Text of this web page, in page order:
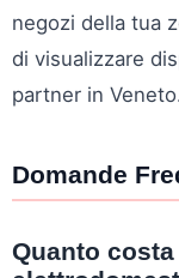
negozi della tua
di visualizzare
partner in
Domande
Quanto